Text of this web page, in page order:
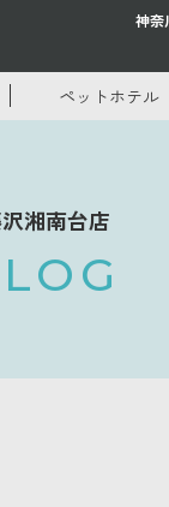
神奈
ペットホテル
湘南台店